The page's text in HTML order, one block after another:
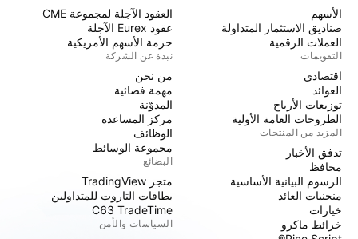
الأسهم
صناديق الاستثمار المتداولة
العملات الرقمية
التقويمات
اقتصادي
العوائد
توزيعات الأرباح
الطروحات العامة الأولية
المزيد من المنتجات
تدفق الأخبار
محافظ
الرسوم البيانية الأساسية
منحنيات العائد
خيارات
خرائط ماكرو
العقود الآجلة لمجموعة CME
عقود Eurex الآجلة
حزمة الأسهم الأمريكية
نبذة عن الشركة
من نحن
مهمة فضائية
المدوّنة
مركز المساعدة
الوظائف
مجموعة الوسائط
البضائع
متجر TradingView
بطاقات التاروت للمتداولين
C63 TradeTime
السياسات والأمن